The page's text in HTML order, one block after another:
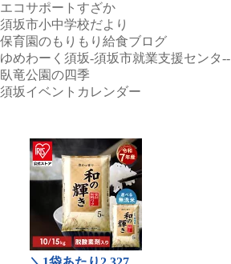
エコサポートすざか
須坂市小中学校だより
保育園のもりもり給食ブログ
ゆめわーく須坂-須坂市就業支援センタ--
臥竜公園の四季
須坂イベントカレンダー